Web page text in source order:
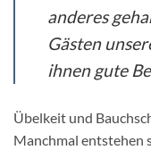
anderes
Gästen
ihnen gute
Übelkeit und
Manchmal entstehen